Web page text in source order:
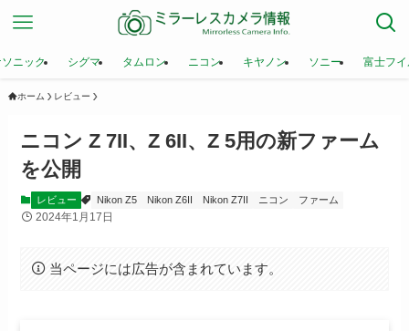
ニック シグマ タムロン ニコン キヤノン ソニー 富士フ
ホーム レビュー
ニコン Z 7II、Z 6II、Z 5用の新ファーム
を公開
レビュー Nikon Z5 Nikon Z6II Nikon Z7II ニコン ファーム
2024年1月17日
当ページには広告が含まれています。